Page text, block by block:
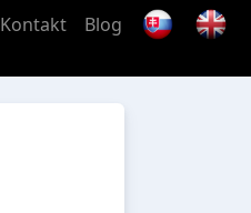
Kontakt Blog